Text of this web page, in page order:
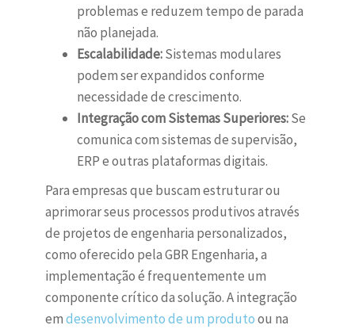
problemas e reduzem tempo de parada
não planejada.
Escalabilidade:Sistemas modulares
podem ser expandidos conforme
necessidade de crescimento.
Integração com Sistemas Superiores:Se
comunica com sistemas de supervisão,
ERP e outras plataformas digitais.
Para empresas que buscam estruturar ou
aprimorar seus processos produtivos através
de projetos de engenharia personalizados,
como oferecido pela GBR Engenharia, a
implementação é frequentemente um
componente crítico da solução. A integração
emdesenvolvimento de um produtoou na